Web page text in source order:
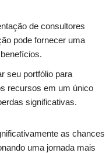
de consultores
pode fornecer uma
seu portfólio para
recursos em um único
significativas.
as chances
uma jornada mais